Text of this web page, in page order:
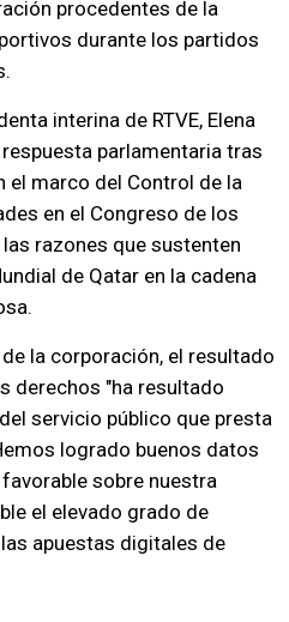
procedentes de la
durante los partidos
interina de RTVE, Elena
parlamentaria tras
el marco del Control de la
en el Congreso de los
razones que sustenten
de Qatar en la cadena
la corporación, el resultado
derechos "ha resultado
servicio público que presta
logrado buenos datos
sobre nuestra
el elevado grado de
apuestas digitales de